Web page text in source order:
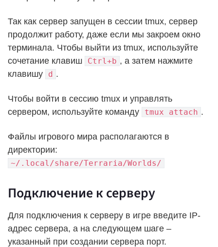
Так как сервер запущен в сессии tmux, сервер
продолжит работу, даже если мы закроем окно
терминала. Чтобы выйти из tmux, используйте
сочетание клавиш
Ctrl+b , а затем нажмите
клавишу
d .
Чтобы войти в сессию tmux и управлять
сервером, используйте команду
tmux attach .
Файлы игрового мира располагаются в
директории:
~/.local/share/Terraria/Worlds/
Подключение к серверу
Для подключения к серверу в игре введите IP-
адрес сервера, а на следующем шаге –
указанный при создании сервера порт.